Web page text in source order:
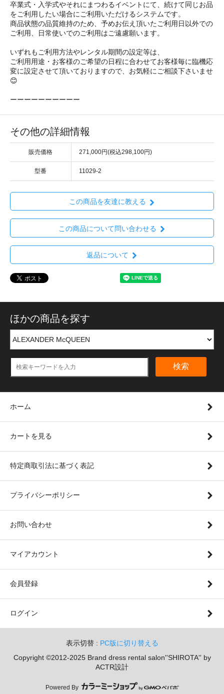
卒業式・入学式やそれにまつわるイベントにて、続けて同じお品
をご利用したい場合にご利用いただけるシステムです。
商品状態の品質維持のため、予めお伝え頂いたご利用日以外での
ご利用、日常使いでのご利用はご遠慮願います。
いずれもご利用方法やレンタル期間の設定等は、
ご利用用途・お客様のご希望の日程に合わせてお客様毎に臨機応
変に設定させて頂いておりますので、お気軽にご相談下さいませ
😊
ーーーーーーーーーー
その他の詳細情報
販売価格 271,000円(税込298,100円)
型番 11029-2
この商品を友達に教える
この商品について問い合わせる
返品について
ほかの商品を探す
検索
ホーム
カートを見る
特定商取引法に基づく表記
プライバシーポリシー
お問い合わせ
マイアカウント
会員登録
ログイン
表示切替 : PC版に切り替える
Copyright ©2012-2025 Brand dress rental salon''SHIROTA'' by
ACTR設計
Powered By